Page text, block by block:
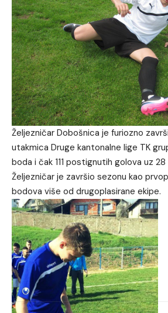
Željezničar Dobošnica je furiozno
utakmica Druge kantonalne lige TK
boda i čak 111 postignutih golova uz 28
Željezničar je završio sezonu kao
bodova više od drugoplasirane ekipe.